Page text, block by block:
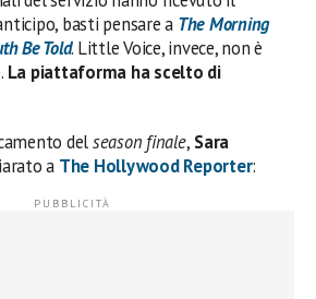
basti pensare a The Morning
Be Told. Little Voice, invece, non è
La piattaforma ha scelto di
delseason finale, Sara
a The Hollywood Reporter: